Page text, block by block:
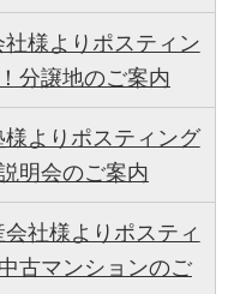
様よりポスティン
分譲地のご案内
よりポスティング
明会のご案内
社様よりポスティ
古マンションのご